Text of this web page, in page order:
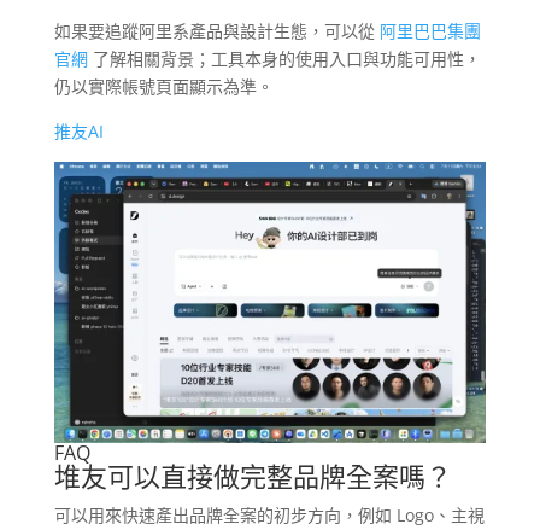
如果要追蹤阿里系產品與設計生態，可以從 阿里巴巴集團
官網了解相關背景；工具本身的使用入口與功能可用性，
仍以實際帳號頁面顯示為準。
推友AI
FAQ
堆友可以直接做完整品牌全案嗎？
可以用來快速產出品牌全案的初步方向，例如 Logo、主視